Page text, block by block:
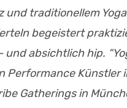
und traditionellem
begeistert
und absichtlich hip.
Performance Künstler
Gatherings in